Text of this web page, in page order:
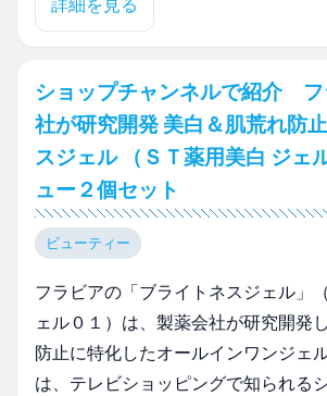
ショップチャンネルで紹介 フ
社が研究開発 美白＆肌荒れ防
スジェル （ＳＴ薬用美白 ジェ
ュー２個セット
ビューティー
フラビアの「ブライトネスジェル」
ェル０１）は、製薬会社が研究開発
防止に特化したオールインワンジェ
は、テレビショッピングで知られる